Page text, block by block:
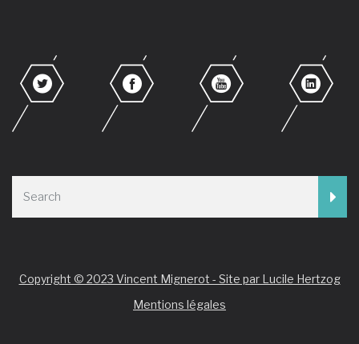
Copyright © 2023 Vincent Mignerot - Site par Lucile Hertzog
Mentions légales